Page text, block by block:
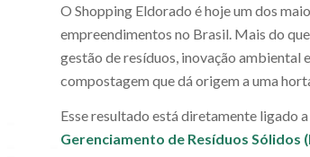
O Shopping Eldorado é hoje um dos
empreendimentos no Brasil. Mais do
gestão de resíduos, inovação ambiental
compostagem que dá origem a uma
Esse resultado está diretamente ligado
Gerenciamento de Resíduos Sólidos